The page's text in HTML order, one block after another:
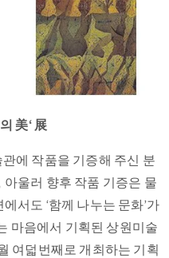
美‘ 展
관에 작품을 기증해 주신 분
울러 향후 작품 기증은 물
서도 ‘함께 나누는 문화’가
마음에서 기획된 상원미술
여덟번째로 개최하는 기획